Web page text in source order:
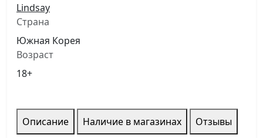
Lindsay
Страна
Южная Корея
Возраст
18+
Описание Наличие в магазинах Отзывы